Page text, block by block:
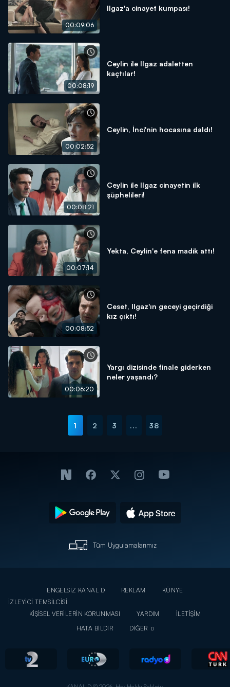
00:09:06
Ilgaz'a cinayet kumpası!
00:08:19
Ceylin ile Ilgaz adaletten
kaçtılar!
00:02:52
Ceylin, İnci'nin hocasına daldı!
00:08:21
Ceylin ile Ilgaz cinayetin ilk
şüphelileri!
00:07:14
Yekta, Ceylin'e fena madik attı!
00:08:52
Ceset, Ilgaz'ın geceyi geçirdiği
kız çıktı!
00:06:20
Yargı dizisinde finale giderken
neler yaşandı?
1 2 3 ... 38
Tüm Uygulamalarımız
ENGELSİZ KANAL D REKLAM
KÜNYE
İZLEYİCİ TEMSİLCİSİ
KİŞİSEL VERİLERİN KORUNMASI
YARDIM
İLETİŞİM
HATA BİLDİR
DİĞER